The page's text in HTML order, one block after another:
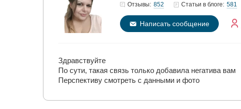
Отзывы: 852 Статьи в блоге: 581
Написать сообщение
Здравствуйте
По сути, такая связь только добавила негатива вам
Перспективу смотреть с данными и фото